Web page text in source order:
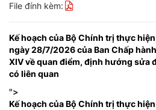
File đính kèm:
Kế hoạch của Bộ Chính trị thực
ngày 28/7/2026 của Ban Chấp
XIV về quan điểm, định hướng sửa
có liên quan
">
Kế hoạch của Bộ Chính trị thực